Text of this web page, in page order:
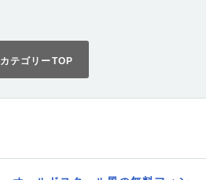
カテゴリーTOP